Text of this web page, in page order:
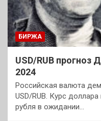
БИРЖА
USD/RUB прогноз
2024
Российская валюта
USD/RUB. Курс
рубля в ожидании…